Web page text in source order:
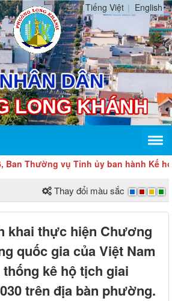
Tiếng Việt English
Thường vụ Tỉnh ủy ban hành Kế
Thay đổi màu sắc
khai thực hiện Chương
quốc gia của Việt Nam
kê hộ tịch giai
trên địa bàn phường.